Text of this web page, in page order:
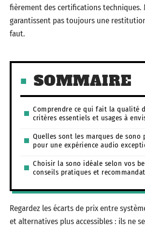
fièrement des certifications techniques.
garantissent pas toujours une
faut.
SOMMAIRE
Comprendre ce qui fait la qualité
critères essentiels et usages à
Quelles sont les marques de sono
pour une expérience audio
Choisir la sono idéale selon vos
conseils pratiques et
Regardez les écarts de prix entre
et alternatives plus accessibles : ils ne